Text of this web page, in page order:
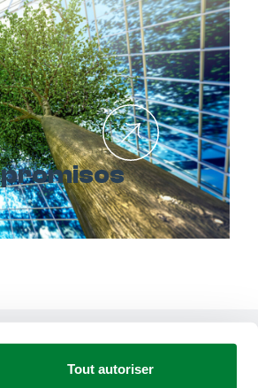
Tout autoriser